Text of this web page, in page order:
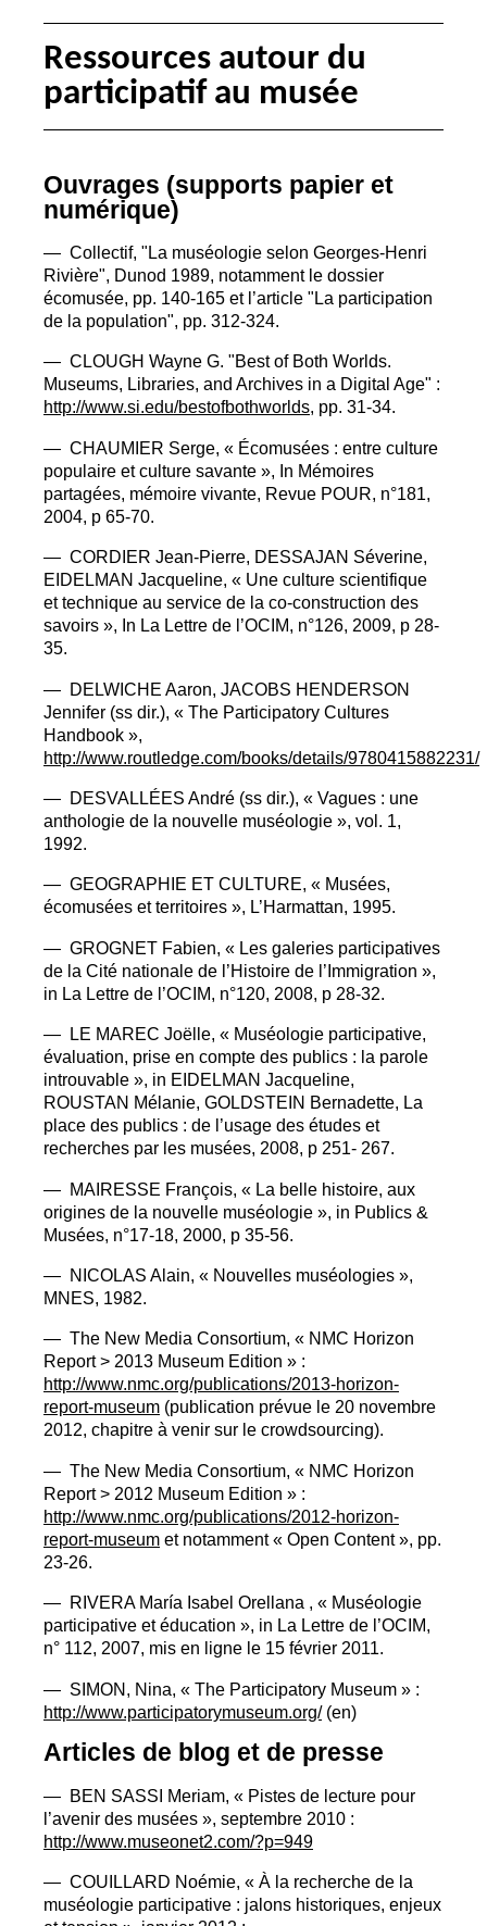
Ressources autour du
participatif au musée
Ouvrages (supports papier et
numérique)
— Collectif, "La muséologie selon Georges-Henri
Rivière", Dunod 1989, notamment le dossier
écomusée, pp. 140-165 et l’article "La participation
de la population", pp. 312-324.
— CLOUGH Wayne G. "Best of Both Worlds.
Museums, Libraries, and Archives in a Digital Age" :
http://www.si.edu/bestofbothworlds, pp. 31-34.
— CHAUMIER Serge, « Écomusées : entre culture
populaire et culture savante », In Mémoires
partagées, mémoire vivante, Revue POUR, n°181,
2004, p 65-70.
— CORDIER Jean-Pierre, DESSAJAN Séverine,
EIDELMAN Jacqueline, « Une culture scientifique
et technique au service de la co-construction des
savoirs », In La Lettre de l’OCIM, n°126, 2009, p 28-
35.
— DELWICHE Aaron, JACOBS HENDERSON
Jennifer (ss dir.), « The Participatory Cultures
Handbook »,
http://www.routledge.com/books/details/9780415882231/
— DESVALLÉES André (ss dir.), « Vagues : une
anthologie de la nouvelle muséologie », vol. 1,
1992.
— GEOGRAPHIE ET CULTURE, « Musées,
écomusées et territoires », L’Harmattan, 1995.
— GROGNET Fabien, « Les galeries participatives
de la Cité nationale de l’Histoire de l’Immigration »,
in La Lettre de l’OCIM, n°120, 2008, p 28-32.
— LE MAREC Joëlle, « Muséologie participative,
évaluation, prise en compte des publics : la parole
introuvable », in EIDELMAN Jacqueline,
ROUSTAN Mélanie, GOLDSTEIN Bernadette, La
place des publics : de l’usage des études et
recherches par les musées, 2008, p 251- 267.
— MAIRESSE François, « La belle histoire, aux
origines de la nouvelle muséologie », in Publics &
Musées, n°17-18, 2000, p 35-56.
— NICOLAS Alain, « Nouvelles muséologies »,
MNES, 1982.
— The New Media Consortium, « NMC Horizon
Report > 2013 Museum Edition » :
http://www.nmc.org/publications/2013-horizon-
report-museum (publication prévue le 20 novembre
2012, chapitre à venir sur le crowdsourcing).
— The New Media Consortium, « NMC Horizon
Report > 2012 Museum Edition » :
http://www.nmc.org/publications/2012-horizon-
report-museum et notamment « Open Content », pp.
23-26.
— RIVERAMaría Isabel Orellana , « Muséologie
participative et éducation », in La Lettre de l’OCIM,
n° 112, 2007, mis en ligne le 15 février 2011.
— SIMON, Nina, « The Participatory Museum » :
http://www.participatorymuseum.org/(en)
Articles de blog et de presse
— BEN SASSI Meriam, « Pistes de lecture pour
l’avenir des musées », septembre 2010 :
http://www.museonet2.com/?p=949
— COUILLARD Noémie, « À la recherche de la
muséologie participative : jalons historiques, enjeux